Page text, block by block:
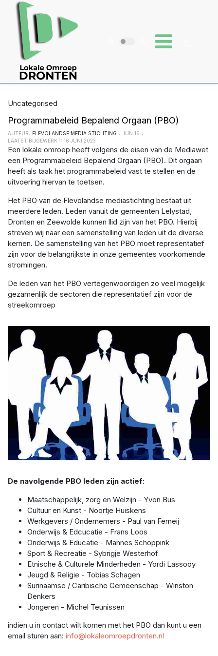
Uncategorised
Programmabeleid Bepalend Orgaan (PBO)
AUTEUR: FLEVOLANDSE MEDIA STICHTING
JUN 16
LAATST BIJGEWERKT: 16 JUNI 2023
Een lokale omroep heeft volgens de eisen van de Mediawet
een Programmabeleid Bepalend Orgaan (PBO). Dit orgaan
heeft als taak het programmabeleid vast te stellen en de
uitvoering hiervan te toetsen.
Het PBO van de Flevolandse mediastichting bestaat uit
meerdere leden. Leden vanuit de gemeenten Lelystad,
Dronten en Zeewolde kunnen llid zijn van het PBO. Hierbij
streven wij naar een samenstelling van leden uit de diverse
kernen. De samenstelling van het PBO moet representatief
zijn voor de belangrijkste in onze gemeentes voorkomende
stromingen.
De leden van het PBO vertegenwoordigen zo veel mogelijk
gezamenlijk de sectoren die representatief zijn voor de
streekomroep
De navolgende PBO leden zijn actief:
Maatschappelijk, zorg en Welzijn - Yvon Bus
Cultuur en Kunst - Noortje Huiskens
Werkgevers / Ondernemers - Paul van Ferneij
Onderwijs & Edcucatie - Frans Loos
Onderwijs & Educatie - Mannes Schoppink
Sport & Recreatie - Sybrigje Westerhof
Etnische & Culturele Minderheden - Yordi Lassooy
Jeugd & Religie - Tobias Schagen
Surinaamse / Caribische Gemeenschap - Winston
Denkers
Jongeren - Michel Teunissen
indien u in contact wilt komen met het PBO dan kunt u een
email sturen aan: info@lokaleomroepdronten.nl